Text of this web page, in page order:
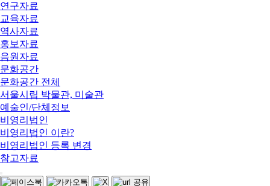
연구자료
교육자료
역사자료
홍보자료
음원자료
문화공간
문화공간 전체
서울시립 박물관, 미술관
예술인/단체정보
비영리법인
비영리법인 이란?
비영리법인 등록 변경
참고자료